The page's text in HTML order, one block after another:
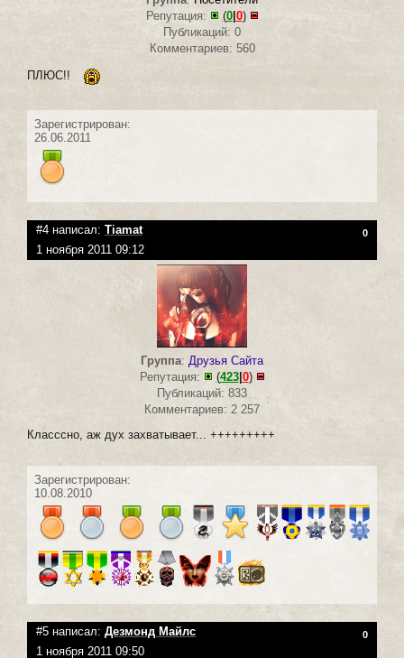
Репутация:
(0| 0)
Публикаций: 0
Комментариев: 560
ПЛЮС!!
Зарегистрирован:
26.06.2011
#4 написал: Tiamat 0
1 ноября 2011 09:12
Группа: Друзья Сайта
Репутация:
(423|0)
Публикаций: 833
Комментариев: 2 257
Класссно, аж дух захватывает... +++++++++
Зарегистрирован:
10.08.2010
#5 написал: Дезмонд Майлс 0
1 ноября 2011 09:50